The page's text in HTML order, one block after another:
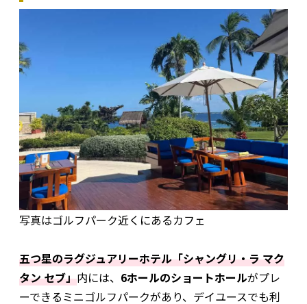
写真はゴルフパーク近くにあるカフェ
五つ星のラグジュアリーホテル「シャングリ・ラ マク
タン セブ」内には、 6ホールのショートホールがプレ
ーできるミニゴルフパークがあり、デイユースでも利